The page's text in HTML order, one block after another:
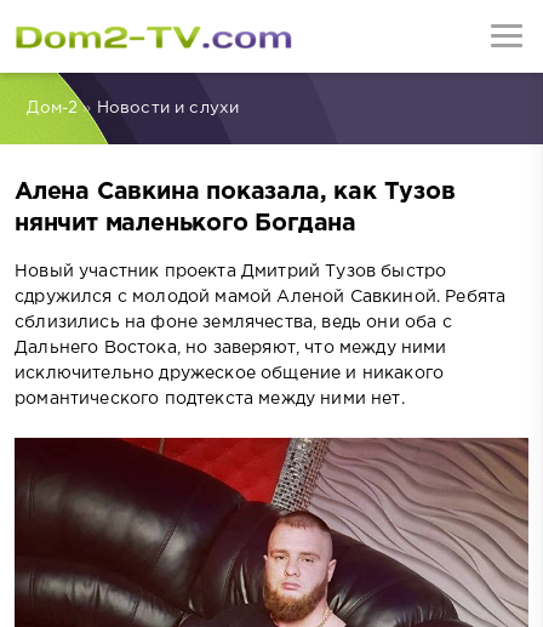
Дом-2» Новости и слухи
Алена Савкина показала, как Тузов
нянчит маленького Богдана
Новый участник проекта Дмитрий Тузов быстро
сдружился с молодой мамой Аленой Савкиной. Ребята
сблизились на фоне землячества, ведь они оба с
Дальнего Востока, но заверяют, что между ними
исключительно дружеское общение и никакого
романтического подтекста между ними нет.